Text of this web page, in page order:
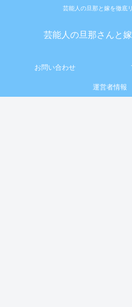
芸能人の旦那と嫁を徹底
芸能人の旦那さんと
お問い合わせ
運営者情報